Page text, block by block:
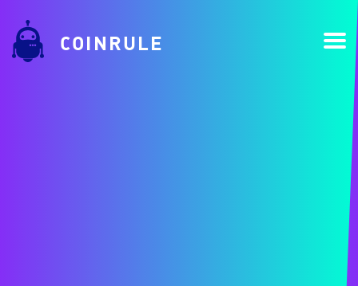
COINRULE